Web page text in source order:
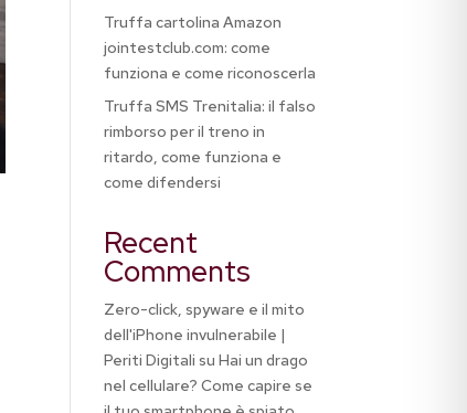
Truffa cartolina Amazon
jointestclub.com: come
funziona e come riconoscerla
Truffa SMS Trenitalia: il falso
rimborso per il treno in
ritardo, come funziona e
come difendersi
Recent
Comments
Zero-click, spyware e il mito
dell'iPhone invulnerabile |
Periti Digitali suHai un drago
nel cellulare? Come capire se